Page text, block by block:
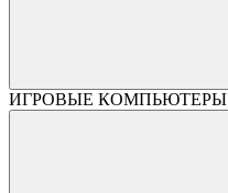
ИГРОВЫЕ КОМПЬЮТЕРЫ